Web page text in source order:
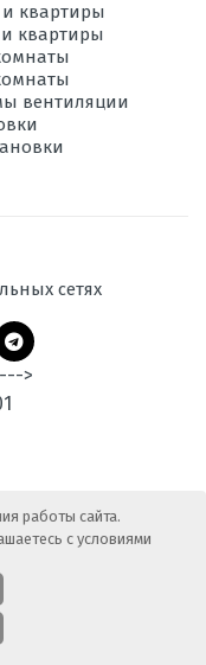
квартиры
квартиры
вентиляции
сетях
>
климатической
работы сайта.
с условиями